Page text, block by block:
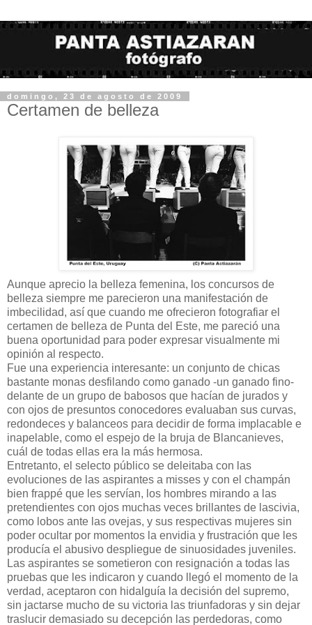
domingo, 23 de agosto de 2009
Certamen de belleza
Aunque aprecio la belleza femenina, los concursos de
belleza siempre me parecieron una manifestación de
imbecilidad, así que cuando me ofrecieron fotografiar el
certamen de belleza de Punta del Este, me pareció una
buena oportunidad para poder expresar visualmente mi
opinión al respecto.
Fue una experiencia interesante: un conjunto de chicas
bastante monas desfilando como ganado -un ganado fino-
delante de un grupo de babosos que hacían de jurados y
con ojos de presuntos conocedores evaluaban sus curvas,
redondeces y balanceos para decidir de forma implacable e
inapelable, como el espejo de la bruja de Blancanieves,
cuál de todas ellas era la más hermosa.
Entretanto, el selecto público se deleitaba con las
evoluciones de las aspirantes a misses y con el champán
bien frappé que les servían, los hombres mirando a las
pretendientes con ojos muchas veces brillantes de lascivia,
como lobos ante las ovejas, y sus respectivas mujeres sin
poder ocultar por momentos la envidia y frustración que les
producía el abusivo despliegue de sinuosidades juveniles.
Las aspirantes se sometieron con resignación a todas las
pruebas que les indicaron y cuando llegó el momento de la
verdad, aceptaron con hidalguía la decisión del supremo,
sin jactarse mucho de su victoria las triunfadoras y sin dejar
traslucir demasiado su decepción las perdedoras, como